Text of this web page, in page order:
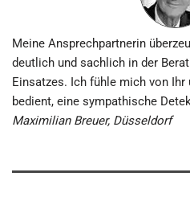
Meine Ansprechpartnerin
deutlich und sachlich in der
Einsatzes. Ich fühle mich von
bedient, eine sympathische
Maximilian Breuer, Düsseldorf